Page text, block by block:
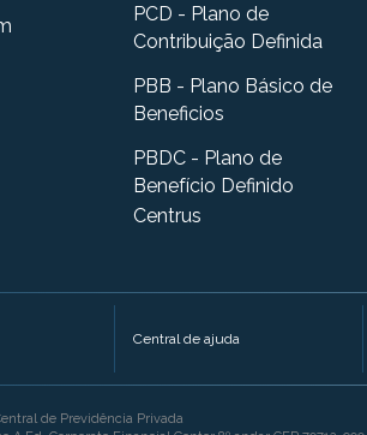
PCD - Plano de
Contribuição Definida
PBB - Plano Básico de
Beneficios
PBDC - Plano de
Benefício Definido
Centrus
Central de ajuda
de Previdência Privada